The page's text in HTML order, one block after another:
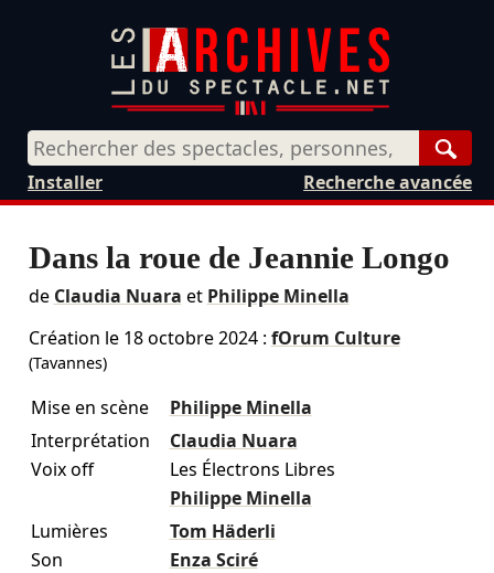
Recherche avancée
Installer
Dans la roue de Jeannie Longo
de Claudia Nuara et Philippe Minella
Création le 18 octobre 2024: fOrum Culture
(Tavannes)
Mise en scène
Philippe Minella
Interprétation
Claudia Nuara
Voix off
Les Électrons Libres
Philippe Minella
Lumières
Tom Häderli
Son
Enza Sciré